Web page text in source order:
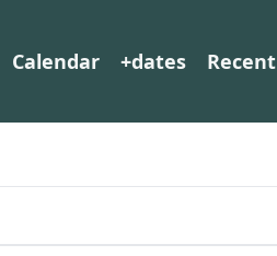
Calendar +dates Recent